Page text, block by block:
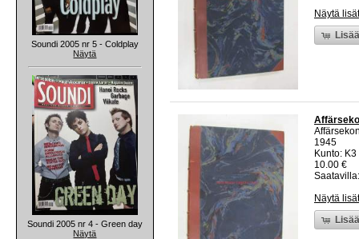
Soundi 2005 nr 5 - Coldplay
Näytä
Soundi 2005 nr 4 - Green day
Näytä
Näytä
1945
Kunto:
10.00 €
Näytä